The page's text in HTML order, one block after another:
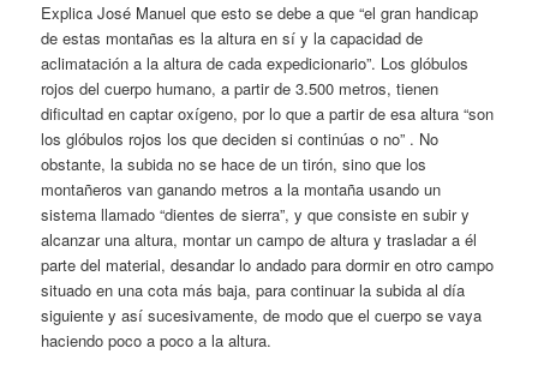
Explica José Manuel que esto se debe a que “el gran handicap
de estas montañas es la altura en sí y la capacidad de
aclimatación a la altura de cada expedicionario”. Los glóbulos
rojos del cuerpo humano, a partir de 3.500 metros, tienen
dificultad en captar oxígeno, por lo que a partir de esa altura “son
los glóbulos rojos los que deciden si continúas o no” . No
obstante, la subida no se hace de un tirón, sino que los
montañeros van ganando metros a la montaña usando un
sistema llamado “dientes de sierra”, y que consiste en subir y
alcanzar una altura, montar un campo de altura y trasladar a él
parte del material, desandar lo andado para dormir en otro campo
situado en una cota más baja, para continuar la subida al día
siguiente y así sucesivamente, de modo que el cuerpo se vaya
haciendo poco a poco a la altura.